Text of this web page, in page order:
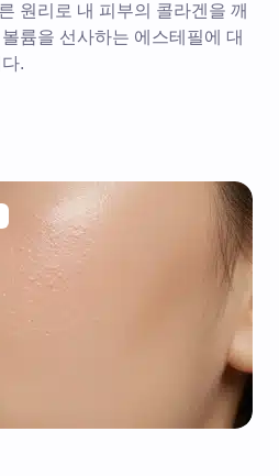
원리로 내 피부의 콜라겐을 깨
륨을 선사하는 에스테필에 대
.